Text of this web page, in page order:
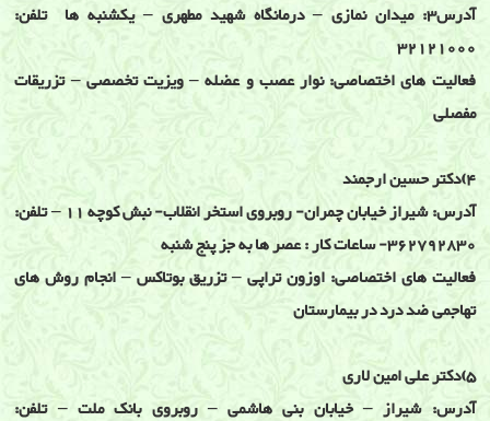
آدرس3: میدان نمازی – درمانگاه شهید مطهری – یکشنبه ها تلفن:
32121000
فعالیت های اختصاصی: نوار عصب و عضله – ویزیت تخصصی – تزریقات
مفصلی
4)دکتر حسین ارجمند
آدرس: شیراز خیابان چمران- روبروی استخر انقلاب- نبش کوچه 11 – تلفن:
362792830- ساعات کار : عصر ها به جز پنج شنبه
فعالیت های اختصاصی: اوزون تراپی – تزریق بوتاکس – انجام روش های
تهاجمی ضد درد در بیمارستان
5)دکتر علی امین لاری
آدرس: شیراز – خیابان بنی هاشمی – روبروی بانک ملت – تلفن: